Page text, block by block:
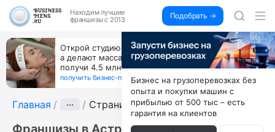
Находим лучшие
франшизы с 2013
Подобрать →
Открой студию, где не колют и не режут,
а делают массаж лица руками и в первый же год
получи 4.5 млн
получить бизнес-план ↓
Главная ··· Страница 4
Франшизы в Астрахани
Бизнес на грузоперевозках без
опыта и покупки машин с
прибылью от 500 тыс – есть
гарантия на клиентов